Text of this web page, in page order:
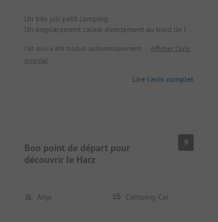
Un très joli petit camping.
Un emplacement calme directement au bord de la
Un excellent point de départ pour des randonnées
et du vélo.
Cet avis a été traduit automatiquement.
Afficher l'avis
original
Lire l'avis complet
Bon point de départ pour
découvrir le Harz
9
Anja Camping-Car